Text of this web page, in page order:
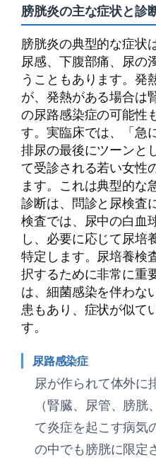
膀胱炎の主な症状と診
膀胱炎の典型的な症状
尿感、下腹部痛、尿の
うこともあります。発
が、発熱がある場合は
の尿路感染症の可能性
す。実臨床では、「急
排尿の最後にツーンと
て受診される若い女性
ます。これは典型的な
診断は、問診と尿検査
検査では、尿中の白血
し、必要に応じて尿培
特定します。尿培養検
択するために非常に重
は、細菌感染を伴わな
患もあり、症状が似て
す。
尿路感染症
尿が作られて体外に
（腎臓、尿管、膀
て炎症を起こす病気
の中でも膀胱に限定